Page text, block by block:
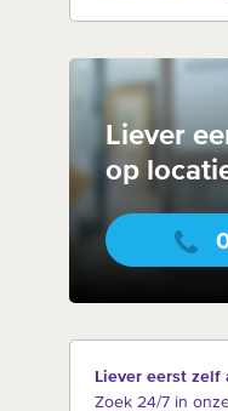
Liever
op
Liever eerst zelf
Zoek 24/7 in